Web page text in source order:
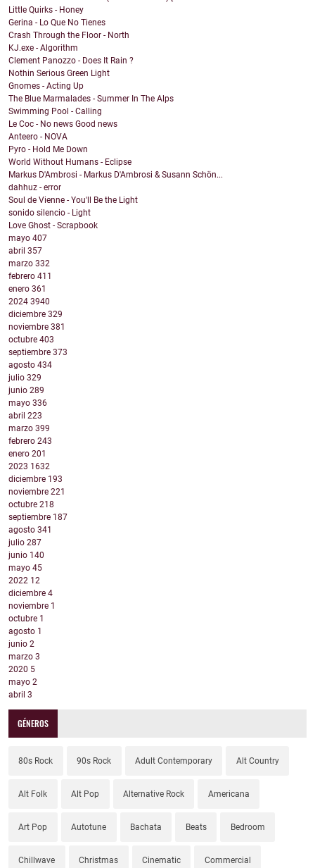
Little Quirks - Honey
Gerina - Lo Que No Tienes
Crash Through the Floor - North
KJ.exe - Algorithm
Clement Panozzo - Does It Rain ?
Nothin Serious Green Light
Gnomes - Acting Up
The Blue Marmalades - Summer In The Alps
Swimming Pool - Calling
Le Coc - No news Good news
Anteero - NOVA
Pyro - Hold Me Down
World Without Humans - Eclipse
Markus D'Ambrosi - Markus D'Ambrosi & Susann Schön...
dahhuz - error
Soul de Vienne - You'll Be the Light
sonido silencio - Light
Love Ghost - Scrapbook
mayo 407
abril 357
marzo 332
febrero 411
enero 361
2024 3940
diciembre 329
noviembre 381
octubre 403
septiembre 373
agosto 434
julio 329
junio 289
mayo 336
abril 223
marzo 399
febrero 243
enero 201
2023 1632
diciembre 193
noviembre 221
octubre 218
septiembre 187
agosto 341
julio 287
junio 140
mayo 45
2022 12
diciembre 4
noviembre 1
octubre 1
agosto 1
junio 2
marzo 3
2020 5
mayo 2
abril 3
GÉNEROS
80s Rock 90s Rock Adult Contemporary Alt Country
Alt Folk Alt Pop Alternative Rock Americana
Art Pop Autotune Bachata Beats Bedroom
Chillwave Christmas Cinematic Commercial